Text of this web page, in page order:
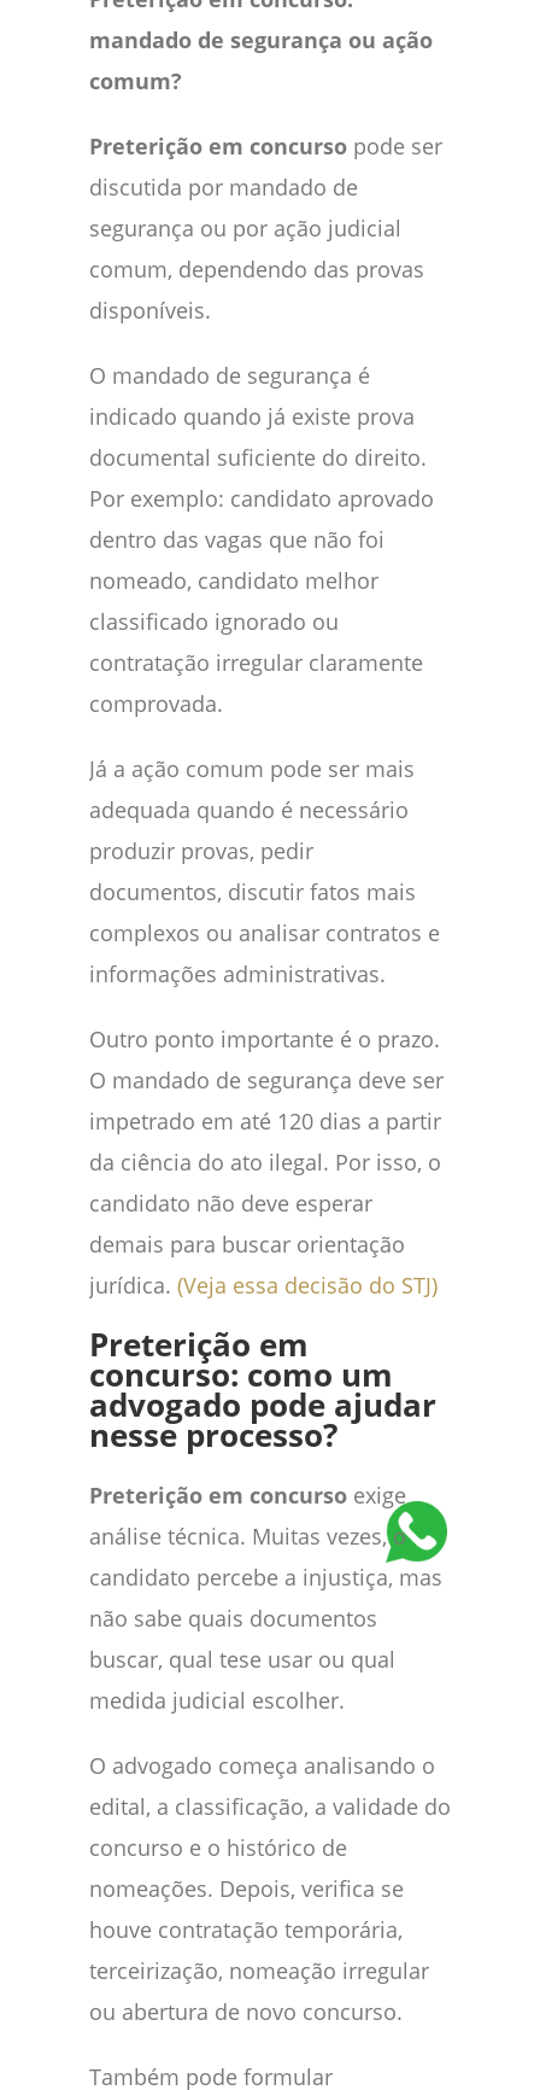
mandado de segurança ou ação
comum?
Preterição em concurso pode ser
discutida por mandado de
segurança ou por ação judicial
comum, dependendo das provas
disponíveis.
O mandado de segurança é
indicado quando já existe prova
documental suficiente do direito.
Por exemplo: candidato aprovado
dentro das vagas que não foi
nomeado, candidato melhor
classificado ignorado ou
contratação irregular claramente
comprovada.
Já a ação comum pode ser mais
adequada quando é necessário
produzir provas, pedir
documentos, discutir fatos mais
complexos ou analisar contratos e
informações administrativas.
Outro ponto importante é o prazo.
O mandado de segurança deve ser
impetrado em até 120 dias a partir
da ciência do ato ilegal. Por isso, o
candidato não deve esperar
demais para buscar orientação
jurídica. (Veja essa decisão do STJ)
Preterição em
concurso: como um
advogado pode ajudar
nesse processo?
Preterição em concurso exige
análise técnica. Muitas vezes, o
candidato percebe a injustiça, mas
não sabe quais documentos
buscar, qual tese usar ou qual
medida judicial escolher.
O advogado começa analisando o
edital, a classificação, a validade do
concurso e o histórico de
nomeações. Depois, verifica se
houve contratação temporária,
terceirização, nomeação irregular
ou abertura de novo concurso.
Também pode formular